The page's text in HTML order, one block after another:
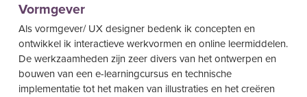
Vormgever
Als vormgever/ UX designer bedenk ik concepten en
ontwikkel ik interactieve werkvormen en online leermiddelen.
De werkzaamheden zijn zeer divers van het ontwerpen en
bouwen van een e-learningcursus en technische
implementatie tot het maken van illustraties en het creëren